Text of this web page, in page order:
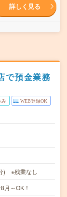
詳しく見る
で預金業務
み WEB登録OK
) ※残業なし
～OK！